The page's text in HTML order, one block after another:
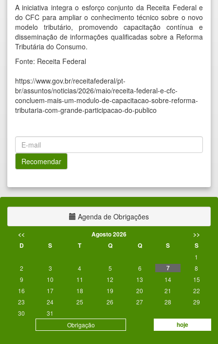
A iniciativa integra o esforço conjunto da Receita Federal e
do CFC para ampliar o conhecimento técnico sobre o novo
modelo tributário, promovendo capacitação contínua e
disseminação de informações qualificadas sobre a Reforma
Tributária do Consumo.
Fonte: Receita Federal
https://www.gov.br/receitafederal/pt-
br/assuntos/noticias/2026/maio/receita-federal-e-cfc-
concluem-mais-um-modulo-de-capacitacao-sobre-reforma-
tributaria-com-grande-participacao-do-publico
Agenda de Obrigações
<< Agosto 2026
>>
D
S T Q Q S S
Obrigação hoje
1
2
3 4 5 6 7
8
9
10 11 12 13 14
15
16
17 18 19 20 21
22
23
24 25 26 27 28
29
30
31